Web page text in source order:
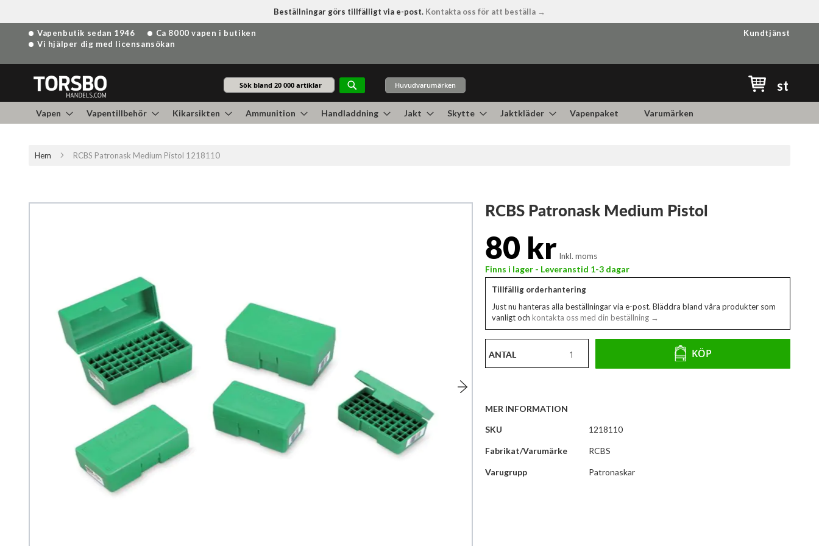
Beställningar görs tillfälligt via e-post. Kontakta oss för att beställa →
Hoppa
till
Vapenbutik sedan 1946
Ca 8000 vapen i butiken
Vi hjälper dig med licensansökan
Kundtjänst
Sök
Huvudvarumärken st
Vapen Vapentillbehör Kikarsikten Ammunition Handladdning Jakt Skytte Jaktkläder Vapenpaket Varumärken
Hem RCBS Patronask Medium Pistol 1218110
RCBS Patronask Medium Pistol
80 kr Inkl. moms
Finns i lager - Leveranstid 1-3 dagar
Tillfällig orderhantering
Just nu hanteras alla beställningar via e-post. Bläddra bland våra produkter som
vanligt och kontakta oss med din beställning →
ANTAL KÖP
MER INFORMATION
Mer
SKU 1218110
Fabrikat/Varumärke RCBS
Varugrupp Patronaskar